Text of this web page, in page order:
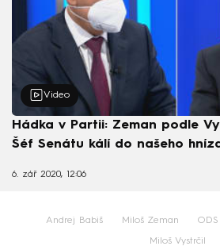
Video
Hádka v Partii: Zeman podle
Šéf Senátu kálí do našeho
6. zář 2020, 12:06
Andrej Babiš Miloš Zeman ODS
Miloš Vystrčil